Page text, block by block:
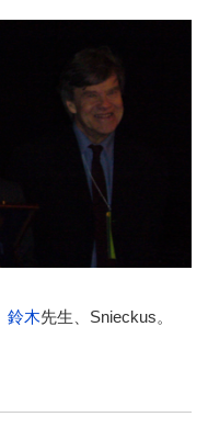
鈴木先生、Snieckus。